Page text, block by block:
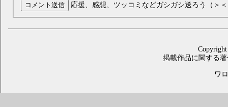
コメント送信 応援、感想、ツッコミなどガシガシ送ろう（＞
掲載作品に関する
ワ